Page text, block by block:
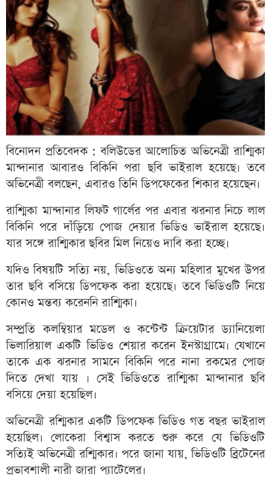
বিনোদন প্রতিবেদক : বলিউডের আলোচিত অভিনেত্রী রাশ্মিকা
মান্দানার আবারও বিকিনি পরা ছবি ভাইরাল হয়েছে। তবে
অভিনেত্রী বলছেন, এবারও তিনি ডিপফেকের শিকার হয়েছেন।
রাশ্মিকা মান্দানার লিফট গার্লের পর এবার ঝরনার নিচে লাল
বিকিনি পরে দাঁড়িয়ে পোজ দেয়ার ভিডিও ভাইরাল হয়েছে।
যার সঙ্গে রাশ্মিকার ছবির মিল নিয়েও দাবি করা হচ্ছে।
যদিও বিষয়টি সত্যি নয়, ভিডিওতে অন্য মহিলার মুখের উপর
তার ছবি বসিয়ে ডিপফেক করা হয়েছে। তবে ভিডিওটি নিয়ে
কোনও মন্তব্য করেননি রাশ্মিকা।
সম্প্রতি কলম্বিয়ার মডেল ও কন্টেন্ট ক্রিয়েটার ড্যানিয়েলা
ভিলারিয়াল একটি ভিডিও শেয়ার করেন ইনস্টাগ্রামে। যেখানে
তাকে এক ঝরনার সামনে বিকিনি পরে নানা রকমের পোজ
দিতে দেখা যায় । সেই ভিডিওতে রাশ্মিকা মান্দানার ছবি
বসিয়ে দেয়া হয়েছিল।
অভিনেত্রী রশ্মিকার একটি ডিপফেক ভিডিও গত বছর ভাইরাল
হয়েছিল। লোকেরা বিশ্বাস করতে শুরু করে যে ভিডিওটি
সত্যিই অভিনেত্রী রশ্মিকার। পরে জানা যায়, ভিডিওটি ব্রিটেনের
প্রভাবশালী নারী জারা প্যাটেলের।